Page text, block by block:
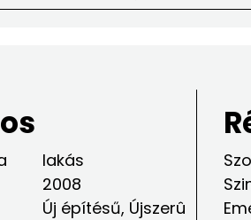
lakás
2008
Új építésű, Újszerû